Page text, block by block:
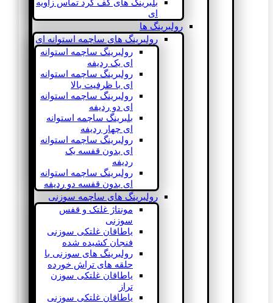
بلبرینگ های کف گرد تماس زاویه
ای
رولبرینگ ها
رولبرینگ های ساچمه استوانه ای
رولبرینگ ساچمه استوانه
ای یک ردیفه
رولبرینگ ساچمه استوانه
ای با ظرفیت بالا
رولبرینگ ساچمه استوانه
ای دو ردیفه
بلبرینگ ساچمه استوانه
ای چهار ردیفه
رولبرینگ ساچمه استوانه
ای بدون قفسه یک
ردیفه
رولبرینگ ساچمه استوانه
ای بدون قفسه دو ردیفه
رولبرینگ های ساچمه سوزنی
مونتاژ غلتک و قفس
سوزنی
یاطاقان غلتکی سوزنی
فنجان کشیده شده
رولبرینگ های سوزنی با
حلقه های تراش خورده
یاطاقان غلتکی سوزن
تراز
یاطاقان غلتکی سوزنی